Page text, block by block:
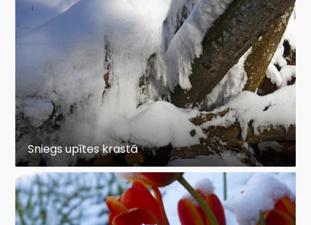
Sniegs upītes krastā